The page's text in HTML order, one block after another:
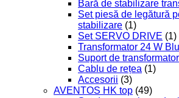
Bară de stabilizare
Set piesă de legătură
stabilizare (1)
Set SERVO DRIVE (1)
Transformator 24 W
Suport de transformator
Cablu de rețea (1)
Accesorii (3)
AVENTOS HK top (49)